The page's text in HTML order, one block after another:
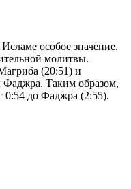
особое значение.
молитвы.
(20:51) и
Фаджра. Таким образом,
0:54 до Фаджра (2:55).